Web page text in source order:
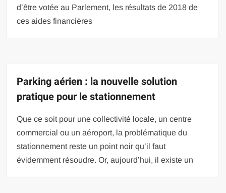
d’être votée au Parlement, les résultats de 2018 de
ces aides financières
Parking aérien : la nouvelle solution
pratique pour le stationnement
Que ce soit pour une collectivité locale, un centre
commercial ou un aéroport, la problématique du
stationnement reste un point noir qu’il faut
évidemment résoudre. Or, aujourd’hui, il existe un